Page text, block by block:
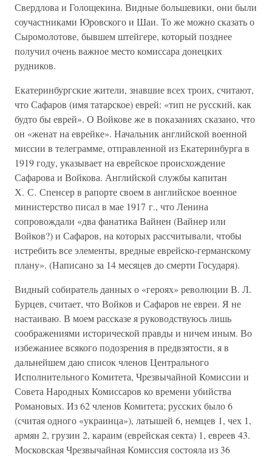
Свердлова и Голощекина. Видные большевики, они были
соучастниками Юровского и Шаи. То же можно сказать о
Сыромолотове, бывшем штейгере, который позднее
получил очень важное место комиссара донецких
рудников.
Екатеринбургские жители, знавшие всех троих, считают,
что Сафаров (имя татарское) еврей: «тип не русский, как
будто бы еврей». О Войкове же в показаниях сказано, что
он «женат на еврейке». Начальник английской военной
миссии в телеграмме, отправленной из Екатеринбурга в
1919 году, указывает на еврейское происхождение
Сафарова и Войкова. Английской службы капитан
Х. С. Спенсер в рапорте своем в английское военное
министерство писал в мае 1917 г., что Ленина
сопровождали «два фанатика Вайнен (Вайнер или
Войков?) и Сафаров, на которых рассчитывали, чтобы
истребить все элементы, вредные еврейско-германскому
плану». (Написано за 14 месяцев до смерти Государя).
Видный собиратель данных о «героях» революции В. Л.
Бурцев, считает, что Войков и Сафаров не евреи. Я не
настаиваю. В моем рассказе я руководствуюсь лишь
соображениями исторической правды и ничем иным. Во
избежаниее всякого подозрения в предвзятости, я в
дальнейшем даю список членов Центрального
Исполнительного Комитета, Чрезвычайной Комиссии и
Совета Народных Комиссаров ко времени убийства
Романовых. Из 62 членов Комитета; русских было 6
(считая одного «украинца»), латышей 6, немцев 1, чех 1,
армян 2, грузин 2, караим (еврейская секта) 1, евреев 43.
Московская Чрезвычайная Комиссия состояла из 36